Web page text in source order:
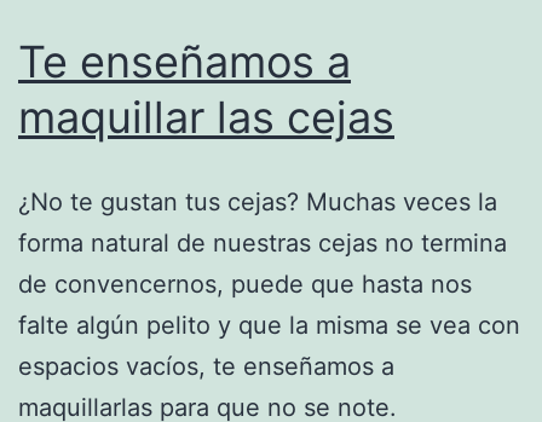
Te enseñamos a
maquillar las cejas
¿No te gustan tus cejas? Muchas veces la
forma natural de nuestras cejas no termina
de convencernos, puede que hasta nos
falte algún pelito y que la misma se vea con
espacios vacíos, te enseñamos a
maquillarlas para que no se note.